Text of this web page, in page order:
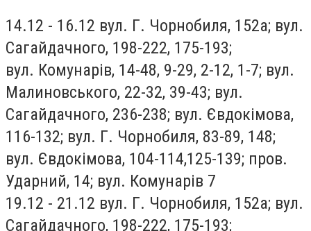
14.12 - 16.12 вул. Г. Чорнобиля, 152а; вул.
Сагайдачного, 198-222, 175-193;
вул. Комунарів, 14-48, 9-29, 2-12, 1-7; вул.
Малиновського, 22-32, 39-43; вул.
Сагайдачного, 236-238; вул. Євдокімова,
116-132; вул. Г. Чорнобиля, 83-89, 148;
вул. Євдокімова, 104-114,125-139; пров.
Ударний, 14; вул. Комунарів 7
19.12 - 21.12 вул. Г. Чорнобиля, 152а; вул.
Сагайдачного, 198-222, 175-193;